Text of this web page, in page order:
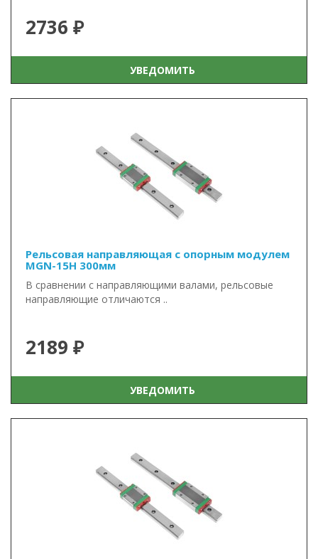
2736 ₽
УВЕДОМИТЬ
Рельсовая направляющая с опорным модулем
MGN-15H 300мм
В сравнении с направляющими валами, рельсовые
направляющие отличаются ..
2189 ₽
УВЕДОМИТЬ